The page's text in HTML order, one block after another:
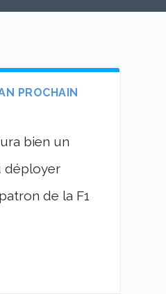
PROCHAIN
bien un
déployer
de la F1